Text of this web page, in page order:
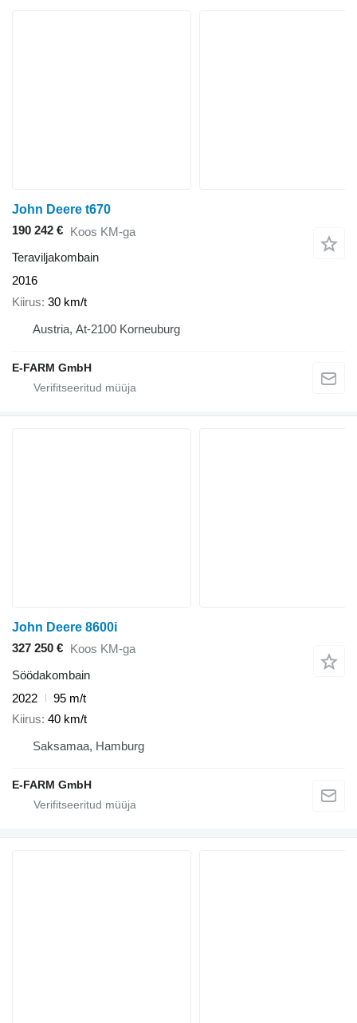
John Deere t670
190 242 € Koos KM-ga
Teraviljakombain
2016
Kiirus 30 km/t
Austria, At-2100 Korneuburg
E-FARM GmbH
John Deere 8600i
327 250 € Koos KM-ga
Söödakombain
2022
95 m/t
Kiirus 40 km/t
Saksamaa, Hamburg
E-FARM GmbH